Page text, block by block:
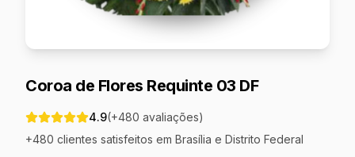
Coroa de Flores Requinte 03 DF
4.9(+480 avaliações)
+480 clientes satisfeitos em Brasília e Distrito Federal